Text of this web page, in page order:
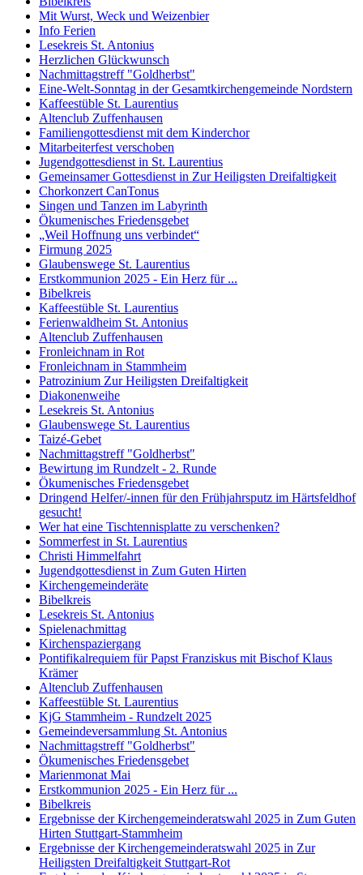
Mit Wurst, Weck und Weizenbier
Info Ferien
Lesekreis St. Antonius
Herzlichen Glückwunsch
Nachmittagstreff "Goldherbst"
Eine-Welt-Sonntag in der Gesamtkirchengemeinde Nordstern
Kaffeestüble St. Laurentius
Altenclub Zuffenhausen
Familiengottesdienst mit dem Kinderchor
Mitarbeiterfest verschoben
Jugendgottesdienst in St. Laurentius
Gemeinsamer Gottesdienst in Zur Heiligsten Dreifaltigkeit
Chorkonzert CanTonus
Singen und Tanzen im Labyrinth
Ökumenisches Friedensgebet
„Weil Hoffnung uns verbindet“
Firmung 2025
Glaubenswege St. Laurentius
Erstkommunion 2025 - Ein Herz für ...
Bibelkreis
Kaffeestüble St. Laurentius
Ferienwaldheim St. Antonius
Altenclub Zuffenhausen
Fronleichnam in Rot
Fronleichnam in Stammheim
Patrozinium Zur Heiligsten Dreifaltigkeit
Diakonenweihe
Lesekreis St. Antonius
Glaubenswege St. Laurentius
Taizé-Gebet
Nachmittagstreff "Goldherbst"
Bewirtung im Rundzelt - 2. Runde
Ökumenisches Friedensgebet
Dringend Helfer/-innen für den Frühjahrsputz im Härtsfeldhof
gesucht!
Wer hat eine Tischtennisplatte zu verschenken?
Sommerfest in St. Laurentius
Christi Himmelfahrt
Jugendgottesdienst in Zum Guten Hirten
Kirchengemeinderäte
Bibelkreis
Lesekreis St. Antonius
Spielenachmittag
Kirchenspaziergang
Pontifikalrequiem für Papst Franziskus mit Bischof Klaus
Krämer
Altenclub Zuffenhausen
Kaffeestüble St. Laurentius
KjG Stammheim - Rundzelt 2025
Gemeindeversammlung St. Antonius
Nachmittagstreff "Goldherbst"
Ökumenisches Friedensgebet
Marienmonat Mai
Erstkommunion 2025 - Ein Herz für ...
Bibelkreis
Ergebnisse der Kirchengemeinderatswahl 2025 in Zum Guten
Hirten Stuttgart-Stammheim
Ergebnisse der Kirchengemeinderatswahl 2025 in Zur
Heiligsten Dreifaltigkeit Stuttgart-Rot